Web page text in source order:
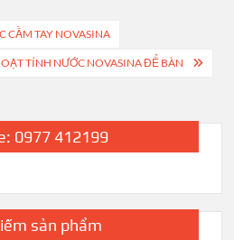
CẦM TAY NOVASINA
TÍNH NƯỚC NOVASINA ĐỂ BÀN
0977 412199
sản phẩm